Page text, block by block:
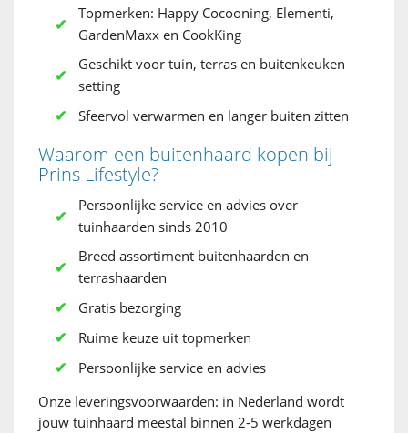
Topmerken: Happy Cocooning, Elementi,
GardenMaxx en CookKing
Geschikt voor tuin, terras en buitenkeuken
setting
Sfeervol verwarmen en langer buiten zitten
Waarom een buitenhaard kopen bij
Prins Lifestyle?
Persoonlijke service en advies over
tuinhaarden sinds 2010
Breed assortiment buitenhaarden en
terrashaarden
Gratis bezorging
Ruime keuze uit topmerken
Persoonlijke service en advies
Onze leveringsvoorwaarden: in Nederland wordt
jouw tuinhaard meestal binnen 2-5 werkdagen